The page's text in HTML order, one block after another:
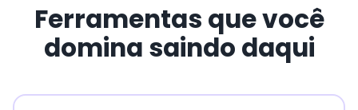
Ferramentas que você
domina saindo daqui